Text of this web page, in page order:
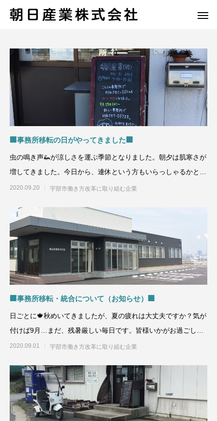
🏢事務所移転の日がやってきました🏢
虫の鳴き声🦗が涼しさを運ぶ季節となりました。朝夕は肌寒さが
増してきました。今日から、連休という方もいらっしゃるかと思
いますが、皆さまはどの
2020.09.20 宇部市働き方改革に取り組む企業
🏢事務所移転・統合について（お知らせ）🏢
日ごとに🍁秋めいてきましたが、夏の疲れは大丈夫ですか？気が
付けば9月…まだ、残暑厳しい毎日です。皆様いかがお過ごしで
しょうか。さて
2020.09.01 宇部市働き方改革に取り組む企業